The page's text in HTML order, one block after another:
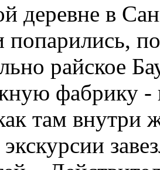
деревне в
попарились,
райское
фабрику -
там